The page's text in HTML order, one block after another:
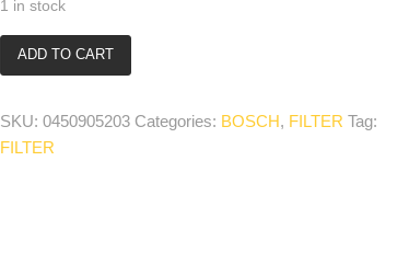
1 in stock
0450905203
filter
Original
ADD TO CART
SKU:0450905203 Categories: BOSCH, FILTER Tag:
FILTER